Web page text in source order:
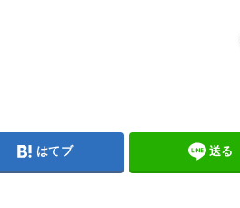
はてブ 送る